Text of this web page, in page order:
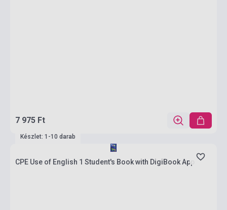
7 975 Ft
Készlet: 1-10 darab
CPE Use of English 1 Student's Book with DigiBook App